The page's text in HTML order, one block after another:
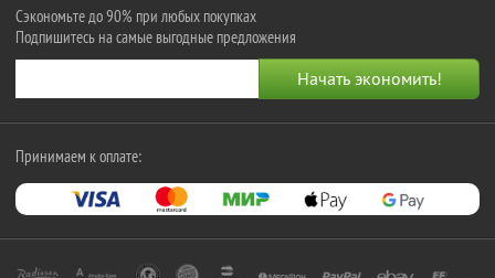
Сэкономьте до 90% при любых покупках
Подпишитесь на самые выгодные предложения
Принимаем к оплате: